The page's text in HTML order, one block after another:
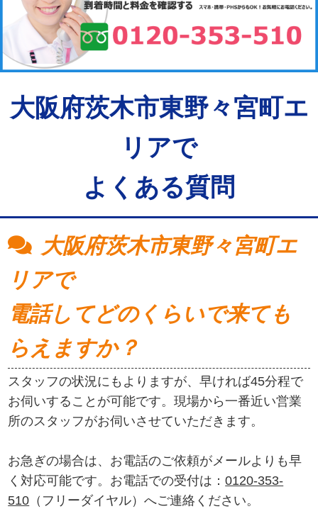
大阪府茨木市東野々宮町エ
リアで
よくある質問
大阪府茨木市東野々宮町エ
リアで
電話してどのくらいで来ても
らえますか？
スタッフの状況にもよりますが、早ければ45分程で
お伺いすることが可能です。現場から一番近い営業
所のスタッフがお伺いさせていただきます。
お急ぎの場合は、お電話のご依頼がメールよりも早
く対応可能です。お電話での受付は：0120-353-
510 （フリーダイヤル）へご連絡ください。